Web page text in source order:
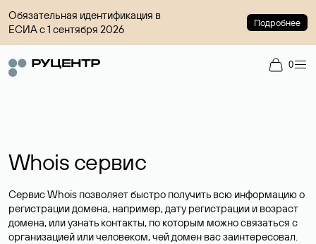
Обязательная идентификация в
ЕСИА с 1 сентября 2026
Подробнее
0
Whois сервис
Сервис Whois позволяет быстро получить всю информацию о
регистрации домена, например, дату регистрации и возраст
домена, или узнать контакты, по которым можно связаться с
организацией или человеком, чей домен вас заинтересовал.